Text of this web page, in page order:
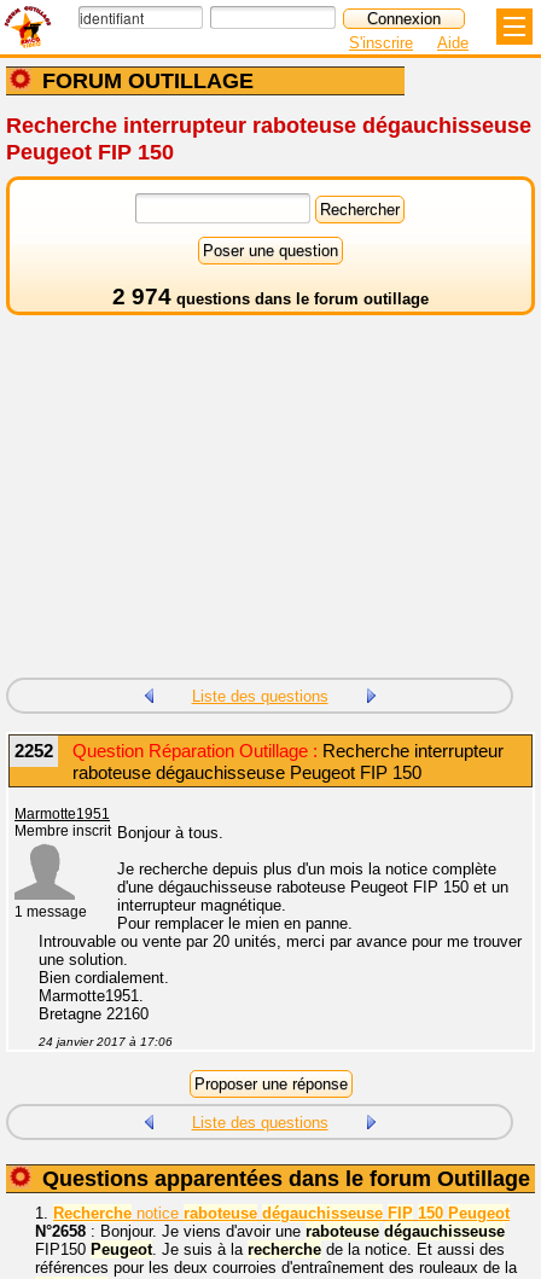
FORUM OUTILLAGE
S'inscrire Aide
Recherche interrupteur raboteuse dégauchisseuse
Peugeot FIP 150
2 974 questions dans le forum outillage
Liste des questions
2252 Question Réparation Outillage : Recherche interrupteur
raboteuse dégauchisseuse Peugeot FIP 150
Marmotte1951
Membre inscrit
1 message
Bonjour à tous.
Je recherche depuis plus d'un mois la notice complète
d'une dégauchisseuse raboteuse Peugeot FIP 150 et un
interrupteur magnétique.
Pour remplacer le mien en panne.
Introuvable ou vente par 20 unités, merci par avance pour me trouver
une solution.
Bien cordialement.
Marmotte1951.
Bretagne 22160
24 janvier 2017 à 17:06
Liste des questions
Questions apparentées dans le forum Outillage
1. Recherche notice raboteuse dégauchisseuse FIP 150 Peugeot
N°2658 : Bonjour. Je viens d'avoir une raboteuse dégauchisseuse
FIP150 Peugeot. Je suis à la recherche de la notice. Et aussi des
références pour les deux courroies d'entraînement des rouleaux de la